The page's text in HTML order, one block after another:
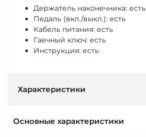
Держатель наконечника: есть
Педаль (вкл./выкл.): есть
Кабель питания: есть
Гаечный ключ: есть
Инструкция: есть
Характеристики
Основные характеристики